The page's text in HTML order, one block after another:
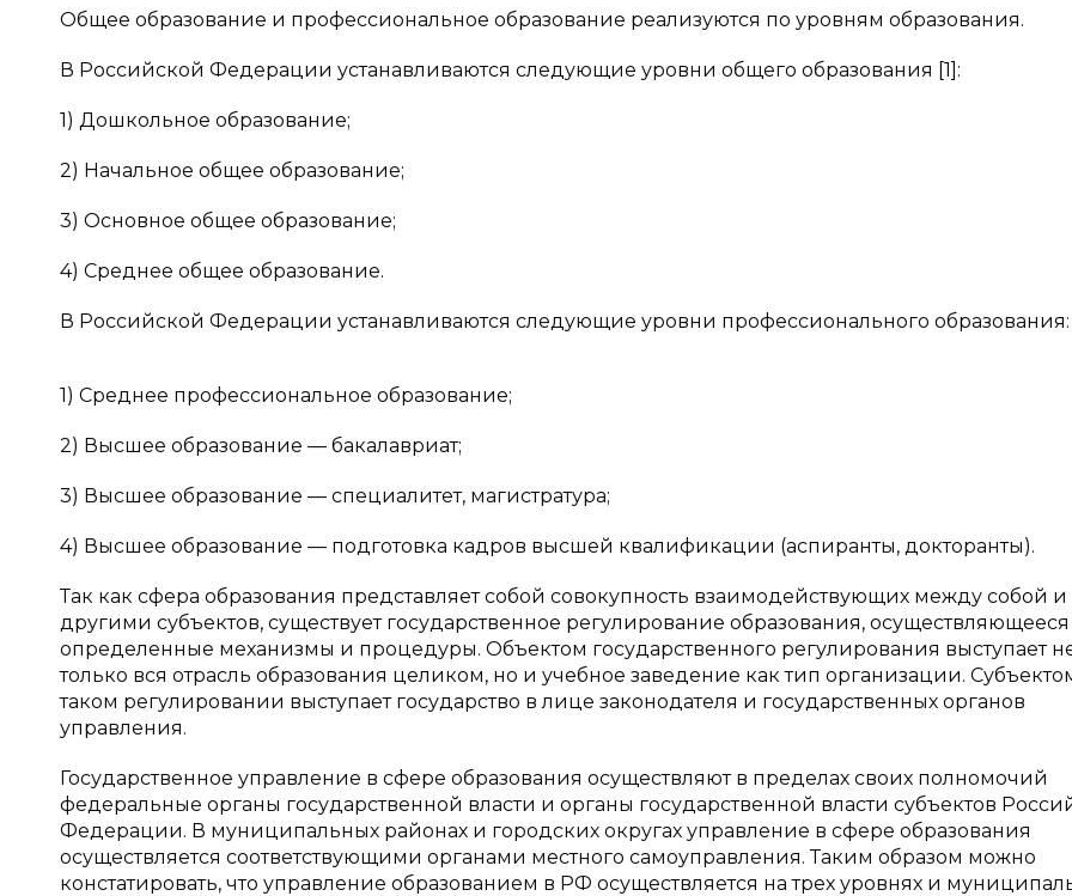
Общее образование и профессиональное образование реализуются по уровням образования.
В Российской Федерации устанавливаются следующие уровни общего образования [1]:
1) Дошкольное образование;
2) Начальное общее образование;
3) Основное общее образование;
4) Среднее общее образование.
В Российской Федерации устанавливаются следующие уровни профессионального образования:
1) Среднее профессиональное образование;
2) Высшее образование — бакалавриат;
3) Высшее образование — специалитет, магистратура;
4) Высшее образование — подготовка кадров высшей квалификации (аспиранты, докторанты).
Так как сфера образования представляет собой совокупность взаимодействующих между собой и
другими субъектов, существует государственное регулирование образования, осуществляющееся
определенные механизмы и процедуры. Объектом государственного регулирования выступает
только вся отрасль образования целиком, но и учебное заведение как тип организации.
таком регулировании выступает государство в лице законодателя и государственных органов
управления.
Государственное управление в сфере образования осуществляют в пределах своих полномочий
федеральные органы государственной власти и органы государственной власти субъектов
Федерации. В муниципальных районах и городских округах управление в сфере образования
осуществляется соответствующими органами местного самоуправления. Таким образом можно
констатировать, что управление образованием в РФ осуществляется на трех уровнях и